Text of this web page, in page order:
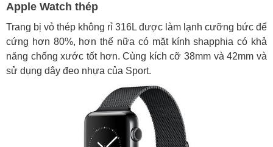
Apple Watch thép
Trang bị vỏ thép không rỉ 316L được làm lạnh cưỡng bức để
cứng hơn 80%, hơn thế nữa có mặt kính shapphia có khả
năng chống xước tốt hơn. Cùng kích cỡ 38mm và 42mm và
sử dụng dây đeo nhựa của Sport.